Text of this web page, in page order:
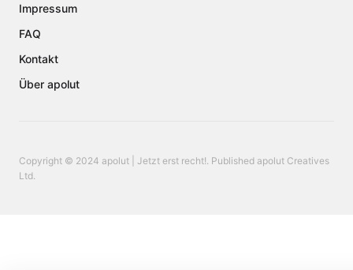
Impressum
FAQ
Kontakt
Über apolut
Copyright © 2024 apolut | Jetzt erst recht!. Published apolut Creatives
Ltd.